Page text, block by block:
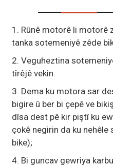
1. Rûnê motorê li motorê
tanka sotemeniyê zêde
2. Veguheztina
tîrêjê vekin.
3. Dema ku motora sar
bigire û ber bi çepê ve
dîsa dest pê kir piştî ku
çokê negirin da ku
bike);
4. Bi guncav gewriya